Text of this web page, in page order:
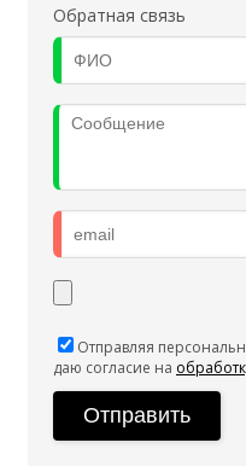
Обратная связь
Отправляя
даю согласие на